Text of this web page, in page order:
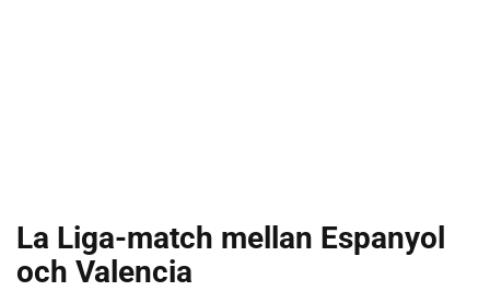
La Liga-match mellan Espanyol
och Valencia